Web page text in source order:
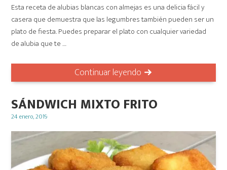
Esta receta de alubias blancas con almejas es una delicia fácil y
casera que demuestra que las legumbres también pueden ser un
plato de fiesta. Puedes preparar el plato con cualquier variedad
de alubia que te …
Continuar leyendo
SÁNDWICH MIXTO FRITO
Posted
24 enero, 2019